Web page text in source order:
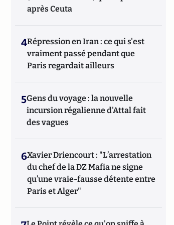
après Ceuta
4Répression en Iran : ce qui s'est
vraiment passé pendant que
Paris regardait ailleurs
5Gens du voyage : la nouvelle
incursion régalienne d'Attal fait
des vagues
6Xavier Driencourt : "L’arrestation
du chef de la DZ Mafia ne signe
qu’une vraie-fausse détente entre
Paris et Alger"